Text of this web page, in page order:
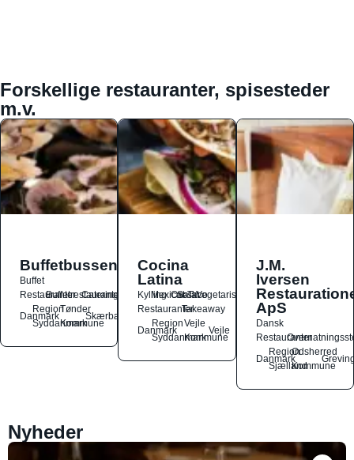
Forskellige restauranter, spisesteder
m.v.
Buffetbussen
Buffet
Restauranter
Buffetrestauranter
Catering
Danmark
Region
Syddanmark
Tønder
Kommune
Skærbæk
Cocina
Latina
Kylling
Mexicansk
OstSalat
TacoVegetarisk
RestauranterTakeaway
Danmark
Region
Syddanmark
Vejle
Kommune
Vejle
J.M.
Iversen
ApS
Dansk
Restauranter
Danmark
Region
Sjælland
Odsherred
Kommune
Nyheder